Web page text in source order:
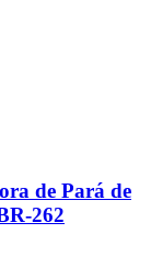
de Pará de
262